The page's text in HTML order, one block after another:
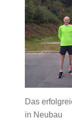
Das
in Neubau